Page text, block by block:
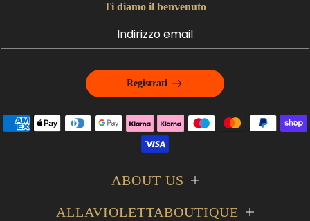
Ti diamo il benvenuto
Registrati
ABOUT US
ALLAVIOLETTABOUTIQUE